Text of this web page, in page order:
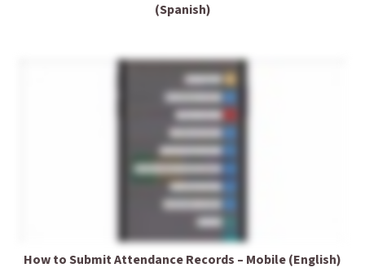
(Spanish)
How to Submit Attendance Records – Mobile (English)